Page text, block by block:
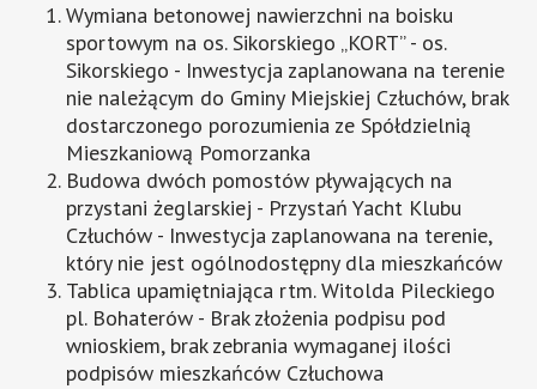
Wymiana betonowej nawierzchni na boisku
sportowym na os. Sikorskiego „KORT” - os.
Sikorskiego - Inwestycja zaplanowana na terenie
nie należącym do Gminy Miejskiej Człuchów, brak
dostarczonego porozumienia ze Spółdzielnią
Mieszkaniową Pomorzanka
Budowa dwóch pomostów pływających na
przystani żeglarskiej - Przystań Yacht Klubu
Człuchów - Inwestycja zaplanowana na terenie,
który nie jest ogólnodostępny dla mieszkańców
Tablica upamiętniająca rtm. Witolda Pileckiego
pl. Bohaterów - Brak złożenia podpisu pod
wnioskiem, brak zebrania wymaganej ilości
podpisów mieszkańców Człuchowa